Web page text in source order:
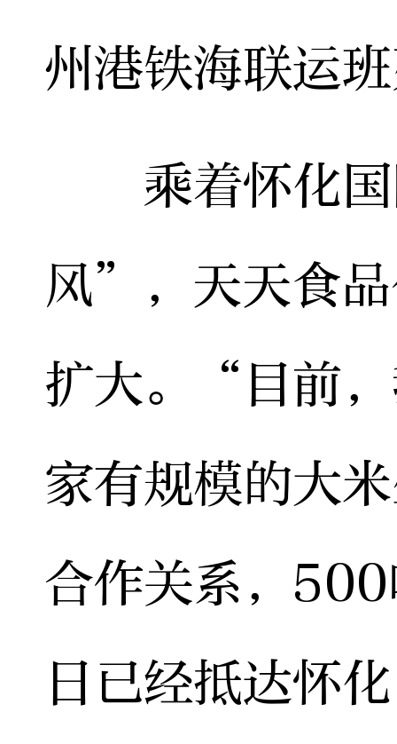
州港铁海联运
乘着怀化国
风”，天天食
扩大。“目前
家有规模的大
合作关系，
日已经抵达怀